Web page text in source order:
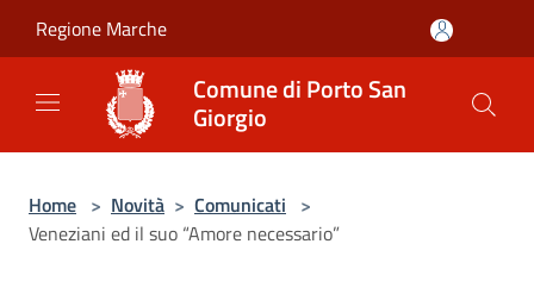
Regione Marche
Comune di Porto San
Giorgio
Home > Novità > Comunicati >
Veneziani ed il suo “Amore necessario”